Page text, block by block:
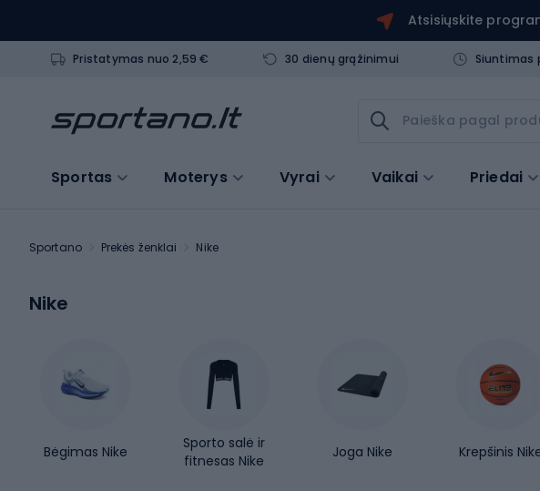
Atsisiųskite
Pristatymas nuo 2,59 € 30 dienų grąžinimui Siuntimas
Sportas Moterys Vyrai Vaikai Priedai
Sportano Prekės ženklai Nike
Nike
Bėgimas Nike
Sporto salė ir
fitnesas Nike
Joga Nike Krepšinis